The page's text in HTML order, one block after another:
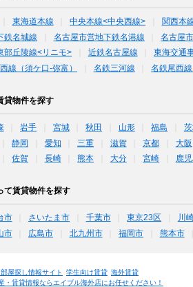
東海道本線 中央本線<中央西線> 関西本
鉄名城線
名古屋市営地下鉄名港線 名古屋
部丘陵線<リニモ>
近鉄名古屋線 東海交通
線（須ケ口-弥富）
名鉄三河線 名鉄尾西線
貸物件を探す
岩手 宮城 秋田 山形 福島
静岡 愛知 三重 滋賀 京都 大阪
佐賀 長崎 熊本 大分 宮崎 鹿
て賃貸物件を探す
市 さいたま市 千葉市 東京23区 川
市 広島市 北九州市 福岡市 熊本市
屋探し情報サイト 学生向け賃貸 海外賃貸
・賃貸情報ならエイブル海外店にお任せください！